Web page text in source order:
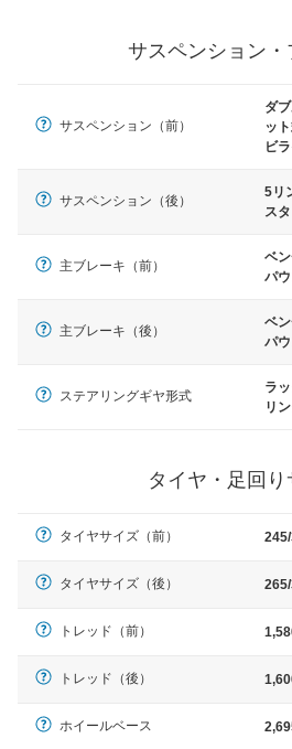
サスペンション・
サスペンション（前）
ダ
ッ
ビ
サスペンション（後）
5リ
ス
主ブレーキ（前）
ベ
パ
主ブレーキ（後）
ベ
パ
ステアリングギヤ形式
ラ
リ
タイヤ・足回り
タイヤサイズ（前）
タイヤサイズ（後）
トレッド（前）
トレッド（後）
ホイールベース